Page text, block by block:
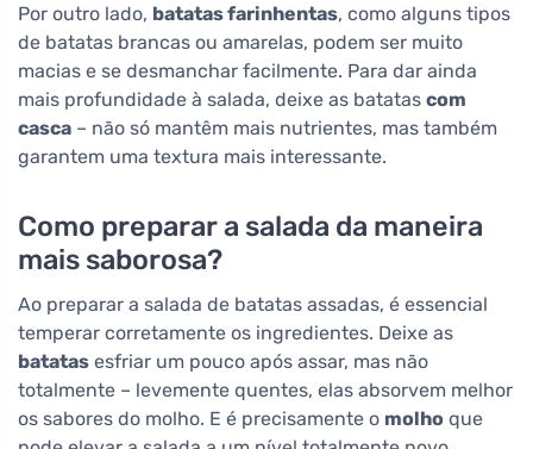
Por outro lado, batatas farinhentas, como alguns tipos
de batatas brancas ou amarelas, podem ser muito
macias e se desmanchar facilmente. Para dar ainda
mais profundidade à salada, deixe as batatas com
casca – não só mantêm mais nutrientes, mas também
garantem uma textura mais interessante.
Como preparar a salada da maneira
mais saborosa?
Ao preparar a salada de batatas assadas, é essencial
temperar corretamente os ingredientes. Deixe as
batatas esfriar um pouco após assar, mas não
totalmente – levemente quentes, elas absorvem melhor
os sabores do molho. E é precisamente o molho que